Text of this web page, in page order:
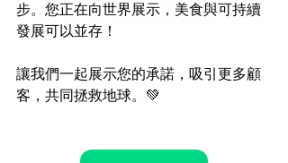
步。您正在向世界展示，美食與可持續
發展可以並存！
讓我們一起展示您的承諾，吸引更多顧
客，共同拯救地球。💚